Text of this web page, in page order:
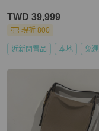
TWD 39,999
現折 800
近新閒置品 本地 免運